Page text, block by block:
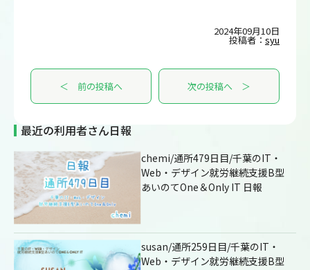
2024年09月10日
投稿者： syu
＜ 前の投稿へ 次の投稿へ ＞
最近の利用者さん日報
chemi/通所479日目/千葉のIT・
Web・デザイン就労継続支援B型
あいのてOne＆Only IT 日報
susan/通所259日目/千葉のIT・
Web・デザイン就労継続支援B型